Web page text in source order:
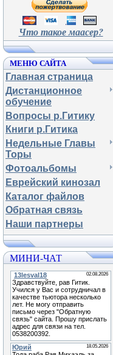
Что такое маасер?
МЕНЮ САЙТА
Главная страница
Дистанционное
обучение
Вопросы р.Гитику
Книги р.Гитика
Недельные Главы
Торы
Фотоальбомы
Еврейский кинозал
Каталог файлов
Обратная связь
Наши партнеры
МИНИ-ЧАТ